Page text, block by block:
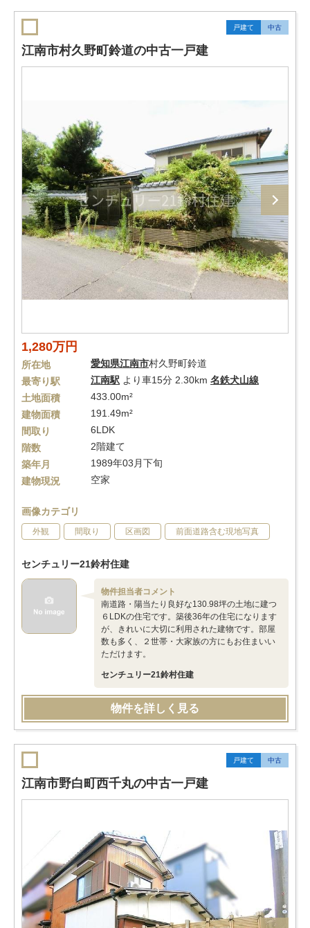
戸建て 中古
江南市村久野町鈴道の中古一戸建
1,280万円
所在地 愛知県江南市村久野町鈴道
最寄り駅
江南駅 より車15分 2.30km 名鉄犬山線
土地面積
433.00m²
建物面積
191.49m²
間取り
6LDK
階数
2階建て
築年月
1989年03月下旬
建物現況
空家
画像カテゴリ
外観 間取り 区画図 前面道路含む現地写真
センチュリー21鈴村住建
物件担当者コメント
南道路・陽当たり良好な130.98坪の土地に建つ
６LDKの住宅です。築後36年の住宅になります
が、きれいに大切に利用された建物です。部屋
数も多く、２世帯・大家族の方にもお住まいい
ただけます。
センチュリー21鈴村住建
物件を詳しく見る
戸建て 中古
江南市野白町西千丸の中古一戸建